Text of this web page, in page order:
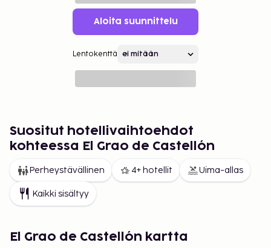
Aloita suunnittelu
Lentokenttä
Suositut hotellivaihtoehdot
kohteessa El Grao de Castellón
Perheystävällinen 4+ hotellit Uima-allas
Kaikki sisältyy
El Grao de Castellón kartta